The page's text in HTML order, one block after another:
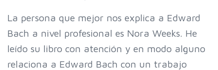
La persona que mejor nos explica a Edward
Bach a nivel profesional es Nora Weeks. He
leído su libro con atención y en modo alguno
relaciona a Edward Bach con un trabajo